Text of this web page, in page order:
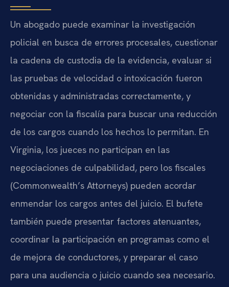
Un abogado puede examinar la investigación
policial en busca de errores procesales, cuestionar
la cadena de custodia de la evidencia, evaluar si
las pruebas de velocidad o intoxicación fueron
obtenidas y administradas correctamente, y
negociar con la fiscalía para buscar una reducción
de los cargos cuando los hechos lo permitan. En
Virginia, los jueces no participan en las
negociaciones de culpabilidad, pero los fiscales
(Commonwealth’s Attorneys) pueden acordar
enmendar los cargos antes del juicio. El bufete
también puede presentar factores atenuantes,
coordinar la participación en programas como el
de mejora de conductores, y preparar el caso
para una audiencia o juicio cuando sea necesario.